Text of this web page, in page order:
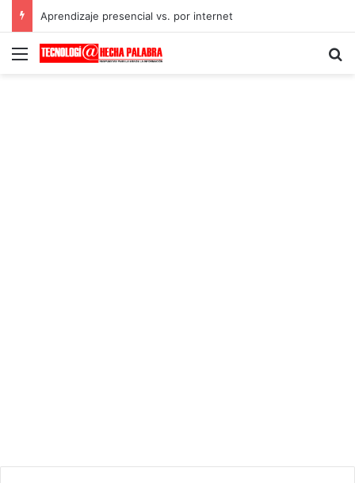
Aprendizaje presencial vs. por internet
Menú